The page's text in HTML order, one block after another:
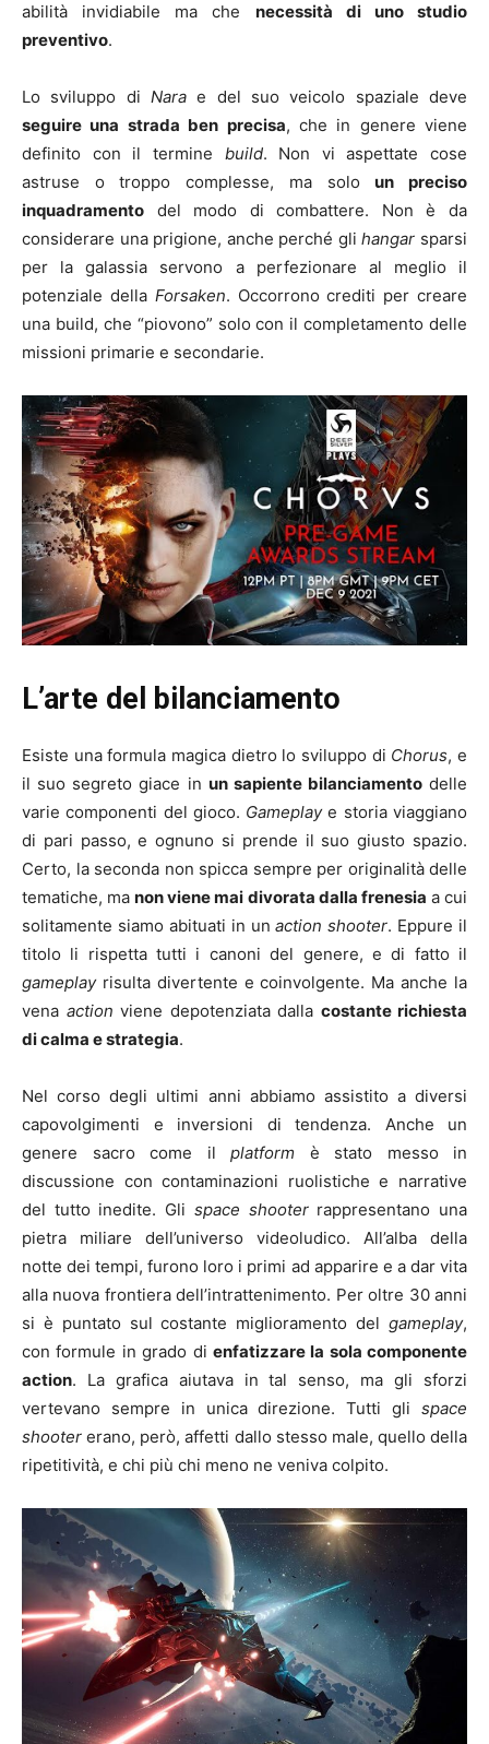
abilità invidiabile ma che necessità di uno studio
preventivo.
Lo sviluppo di Nara e del suo veicolo spaziale deve
seguire una strada ben precisa, che in genere viene
definito con il termine build. Non vi aspettate cose
astruse o troppo complesse, ma soloun preciso
inquadramento del modo di combattere. Non è da
considerare una prigione, anche perché glihangar sparsi
per la galassia servono a perfezionare al meglio il
potenziale della Forsaken. Occorrono crediti per creare
una build, che “piovono” solo con il completamento delle
missioni primarie e secondarie.
L’arte del bilanciamento
Esiste una formula magica dietro lo sviluppo di Chorus, e
il suo segreto giace in un sapiente bilanciamentodelle
varie componenti del gioco. Gameplaye storia viaggiano
di pari passo, e ognuno si prende il suo giusto spazio.
Certo, la seconda non spicca sempre per originalità delle
tematiche, manon viene mai divorata dalla frenesia a cui
solitamente siamo abituati in unaction shooter. Eppure il
titolo li rispetta tutti i canoni del genere, e di fatto il
gameplayrisulta divertente e coinvolgente. Ma anche la
vena action viene depotenziata dalla costante richiesta
di calma e strategia.
Nel corso degli ultimi anni abbiamo assistito a diversi
capovolgimenti e inversioni di tendenza. Anche un
genere sacro come il platform è stato messo in
discussione con contaminazioni ruolistiche e narrative
del tutto inedite. Gli space shooterrappresentano una
pietra miliare dell’universo videoludico. All’alba della
notte dei tempi, furono loro i primi ad apparire e a dar vita
alla nuova frontiera dell’intrattenimento. Per oltre 30 anni
si è puntato sul costante miglioramento del gameplay,
con formule in grado di enfatizzare la sola componente
action. La grafica aiutava in tal senso, ma gli sforzi
vertevano sempre in unica direzione. Tutti gli space
shooter erano, però, affetti dallo stesso male, quello della
ripetitività, e chi più chi meno ne veniva colpito.